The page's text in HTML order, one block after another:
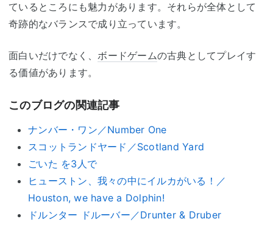
ているところにも魅力があります。それらが全体として
奇跡的なバランスで成り立っています。
面白いだけでなく、ボードゲームの古典としてプレイす
る価値があります。
このブログの関連記事
ナンバー・ワン／Number One
スコットランドヤード／Scotland Yard
ごいた を3人で
ヒューストン、我々の中にイルカがいる！／
Houston, we have a Dolphin!
ドルンター ドルーバー／Drunter & Druber